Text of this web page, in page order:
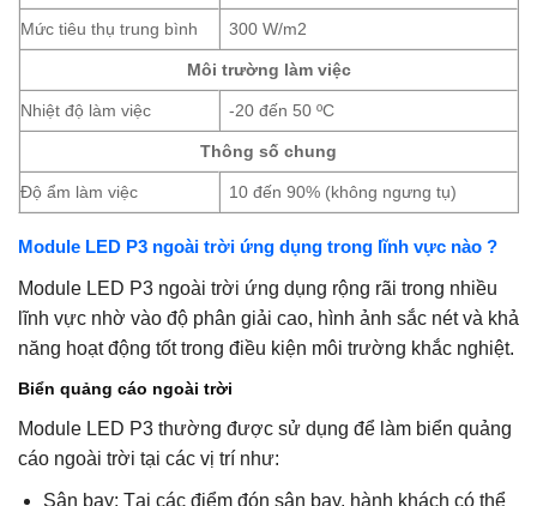
Mức tiêu thụ trung bình 300 W/m2
Môi trường làm việc
Nhiệt độ làm việc -20 đến 50 ºC
Thông số chung
Độ ẩm làm việc 10 đến 90% (không ngưng tụ)
Module LED P3 ngoài trời ứng dụng trong lĩnh vực nào ?
Module LED P3 ngoài trời ứng dụng rộng rãi trong nhiều
lĩnh vực nhờ vào độ phân giải cao, hình ảnh sắc nét và khả
năng hoạt động tốt trong điều kiện môi trường khắc nghiệt.
Biển quảng cáo ngoài trời
Module LED P3 thường được sử dụng để làm biển quảng
cáo ngoài trời tại các vị trí như:
Sân bay: Tại các điểm đón sân bay, hành khách có thể